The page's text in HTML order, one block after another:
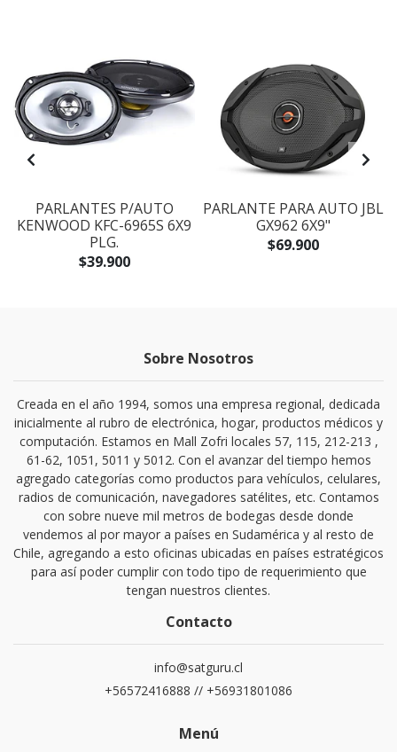
PARLANTES P/AUTO
KENWOOD KFC-6965S 6X9
PLG.
$39.900
PARLANTE PARA AUTO JBL
GX962 6X9"
$69.900
Sobre Nosotros
Creada en el año 1994, somos una empresa regional, dedicada
inicialmente al rubro de electrónica, hogar, productos médicos y
computación. Estamos en Mall Zofri locales 57, 115, 212-213 ,
61-62, 1051, 5011 y 5012. Con el avanzar del tiempo hemos
agregado categorías como productos para vehículos, celulares,
radios de comunicación, navegadores satélites, etc. Contamos
con sobre nueve mil metros de bodegas desde donde
vendemos al por mayor a países en Sudamérica y al resto de
Chile, agregando a esto oficinas ubicadas en países estratégicos
para así poder cumplir con todo tipo de requerimiento que
tengan nuestros clientes.
Contacto
info@satguru.cl
+56572416888 // +56931801086
Menú